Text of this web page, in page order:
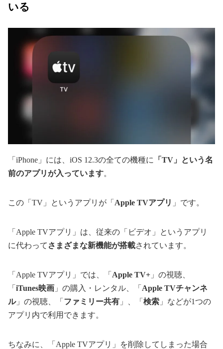
いる
「iPhone」には、iOS 12.3の全ての機種に
「TV」という名
前のアプリが入っています。
この「TV」というアプリが「 Apple TVアプリ 」です。
「Apple TVアプリ」は、従来の「ビデオ」というアプリ
に代わって さまざまな新機能が搭載されています。
「Apple TVアプリ」では、「 Apple TV+ 」の視聴、
「 iTunes映画 」の購入・レンタル、「 Apple TVチャンネ
ル」の視聴、「 ファミリー共有 」、「 検索 」などが1つの
アプリ内で利用できます。
ちなみに、「Apple TVアプリ」を削除してしまった場合